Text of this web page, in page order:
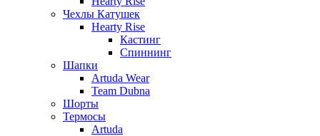
Чехлы Катушек
Hearty Rise
Кастинг
Спиннинг
Шапки
Artuda Wear
Team Dubna
Шорты
Термосы
Artuda